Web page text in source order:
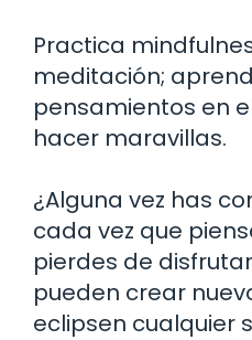
Practica
meditación;
pensamientos en
hacer maravillas.
¿Alguna vez has
cada vez que
pierdes de
pueden crear
eclipsen cualquier